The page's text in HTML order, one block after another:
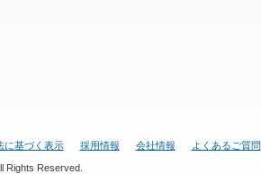
に基づく表示 採用情報 会社情報 よくあるご質問
Rights Reserved.